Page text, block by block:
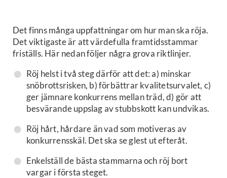
Det finns många uppfattningar om hur man ska röja.
Det viktigaste är att värdefulla framtidsstammar
friställs. Här nedan följer några grova riktlinjer.
Röj helst i två steg därför att det: a) minskar
snöbrottsrisken, b) förbättrar kvalitetsurvalet, c)
ger jämnare konkurrens mellan träd, d) gör att
besvärande uppslag av stubbskott kan undvikas.
Röj hårt, hårdare än vad som motiveras av
konkurrensskäl. Det ska se glest ut efteråt.
Enkelställ de bästa stammarna och röj bort
vargar i första steget.